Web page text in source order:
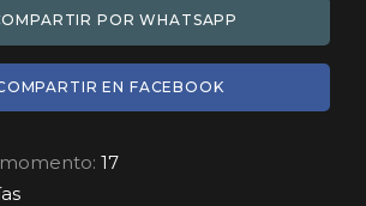
POR WHATSAPP
EN FACEBOOK
17